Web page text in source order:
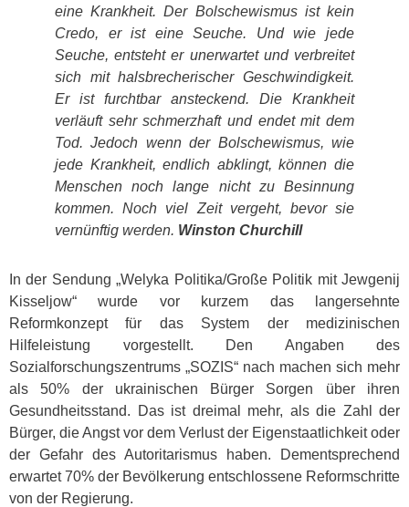
eine Krankheit. Der Bolschewismus ist kein
Credo, er ist eine Seuche. Und wie jede
Seuche, entsteht er unerwartet und verbreitet
sich mit halsbrecherischer Geschwindigkeit.
Er ist furchtbar ansteckend. Die Krankheit
verläuft sehr schmerzhaft und endet mit dem
Tod. Jedoch wenn der Bolschewismus, wie
jede Krankheit, endlich abklingt, können die
Menschen noch lange nicht zu Besinnung
kommen. Noch viel Zeit vergeht, bevor sie
vernünftig werden. Winston Churchill
In der Sendung „Welyka Politika/Große Politik mit Jewgenij
Kisseljow“ wurde vor kurzem das langersehnte
Reformkonzept für das System der medizinischen
Hilfeleistung vorgestellt. Den Angaben des
Sozialforschungszentrums „SOZIS“ nach machen sich mehr
als 50% der ukrainischen Bürger Sorgen über ihren
Gesundheitsstand. Das ist dreimal mehr, als die Zahl der
Bürger, die Angst vor dem Verlust der Eigenstaatlichkeit oder
der Gefahr des Autoritarismus haben. Dementsprechend
erwartet 70% der Bevölkerung entschlossene Reformschritte
von der Regierung.